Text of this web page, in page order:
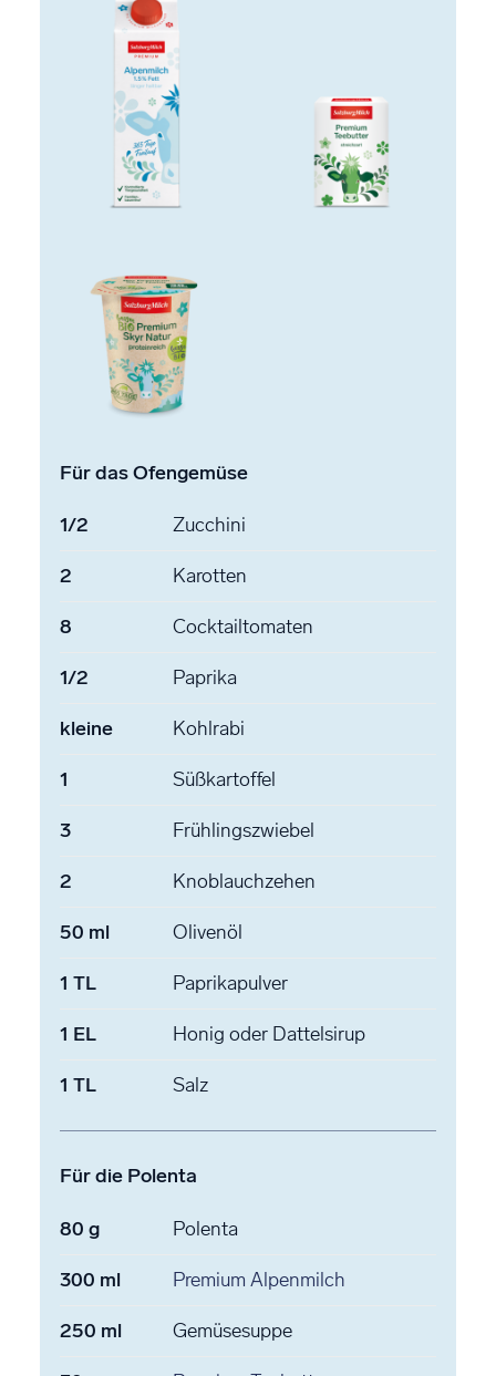
Für das Ofengemüse
1/2 Zucchini
2 Karotten
8 Cocktailtomaten
1/2 Paprika
kleine Kohlrabi
1 Süßkartoffel
3 Frühlingszwiebel
2 Knoblauchzehen
50 ml Olivenöl
1 TL Paprikapulver
1 EL Honig oder Dattelsirup
1 TL Salz
Für die Polenta
80 g Polenta
300 ml Premium Alpenmilch
250 ml Gemüsesuppe